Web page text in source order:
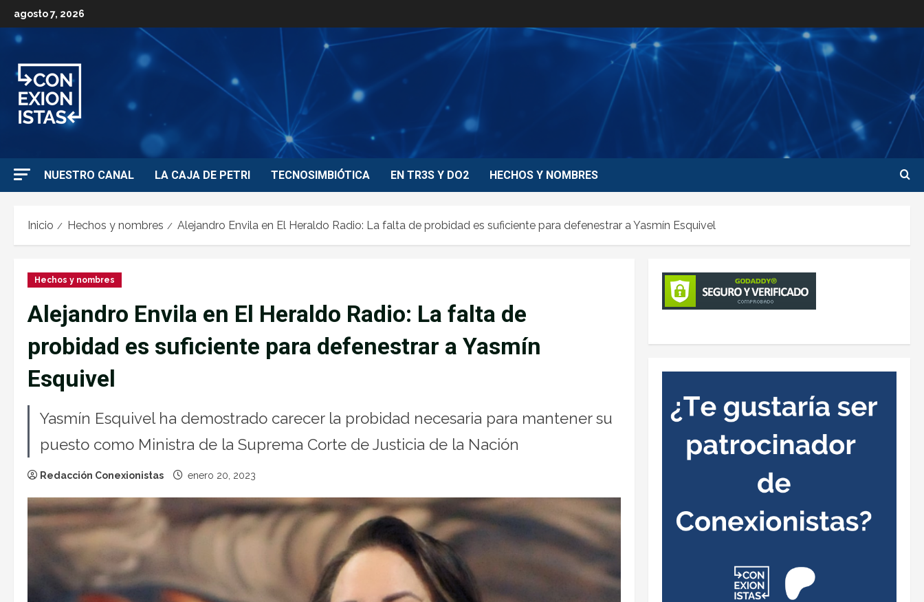
agosto 7, 2026
NUESTRO CANAL LA CAJA DE PETRI TECNOSIMBIÓTICA EN TR3S Y DO2 HECHOS Y NOMBRES
Inicio Hechos y nombres Alejandro Envila en El Heraldo Radio: La falta de probidad es suficiente para defenestrar a Yasmín Esquivel
Hechos y nombres
Alejandro Envila en El Heraldo Radio: La falta de
probidad es suficiente para defenestrar a Yasmín
Esquivel
Yasmín Esquivel ha demostrado carecer la probidad necesaria para mantener su
puesto como Ministra de la Suprema Corte de Justicia de la Nación
Redacción Conexionistas enero 20, 2023